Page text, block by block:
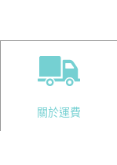
關於運費